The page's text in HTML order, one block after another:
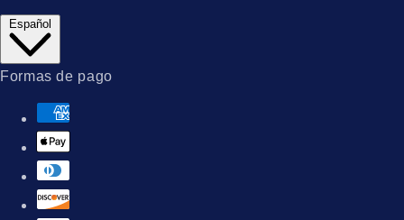
Español
Formas de pago